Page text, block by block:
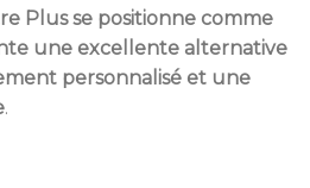
Plus se positionne comme
une excellente alternative
personnalisé et une
.